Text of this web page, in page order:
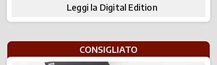
Leggi la Digital Edition
CONSIGLIATO